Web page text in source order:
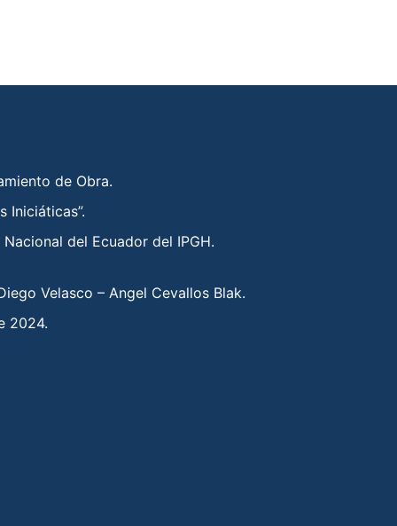
de Obra.
Iniciáticas”.
Nacional del Ecuador del IPGH.
Velasco – Angel Cevallos Blak.
2024.